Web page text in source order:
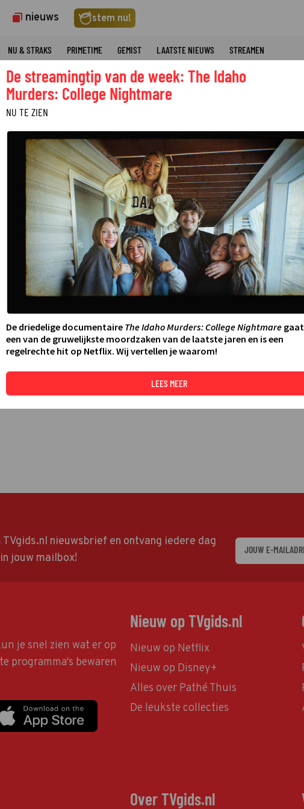
nieuws stem nu!
NU & STRAKS PRIMETIME GEMIST LAATSTE NIEUWS STREAMEN
LEES MEER
nieuwsbrief en ontvang iedere dag
jouw mailbox!
je snel zien wat er op
programma's bewaren
Nieuw op TVgids.nl
Nieuw op Netflix
Nieuw op Disney+
Alles over Pathé Thuis
De leukste collecties
Over TVgids.nl
De streamingtip van de week: The Idaho
Murders: College Nightmare
NU TE ZIEN
De driedelige documentaire The Idaho Murders: College Nightmaregaat
een van de gruwelijkste moordzaken van de laatste jaren en is een
regelrechte hit op Netflix. Wij vertellen je waarom!
LEES MEER